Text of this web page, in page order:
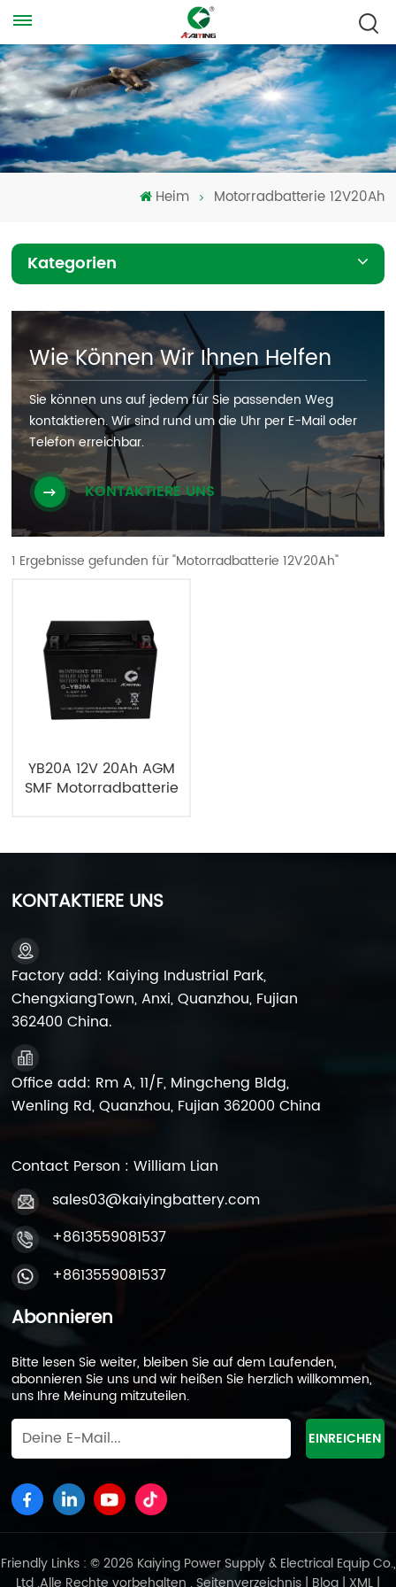
Heim Motorradbatterie 12V20Ah
Kategorien
Wie Können Wir Ihnen Helfen
Sie können uns auf jedem für Sie passenden Weg
kontaktieren. Wir sind rund um die Uhr per E-Mail oder
Telefon erreichbar.
KONTAKTIERE UNS
1 Ergebnisse gefunden für "Motorradbatterie 12V20Ah"
YB20A 12V 20Ah AGM
SMF Motorradbatterie
KONTAKTIERE UNS
Factory add: Kaiying Industrial Park,
ChengxiangTown, Anxi, Quanzhou, Fujian
362400 China.
Office add: Rm A, 11/F, Mingcheng Bldg,
Wenling Rd, Quanzhou, Fujian 362000 China
Contact Person : William Lian
sales03@kaiyingbattery.com
+8613559081537
+8613559081537
Abonnieren
Bitte lesen Sie weiter, bleiben Sie auf dem Laufenden,
abonnieren Sie uns und wir heißen Sie herzlich willkommen,
uns Ihre Meinung mitzuteilen.
Friendly Links : © 2026 Kaiying Power Supply & Electrical Equip Co.,